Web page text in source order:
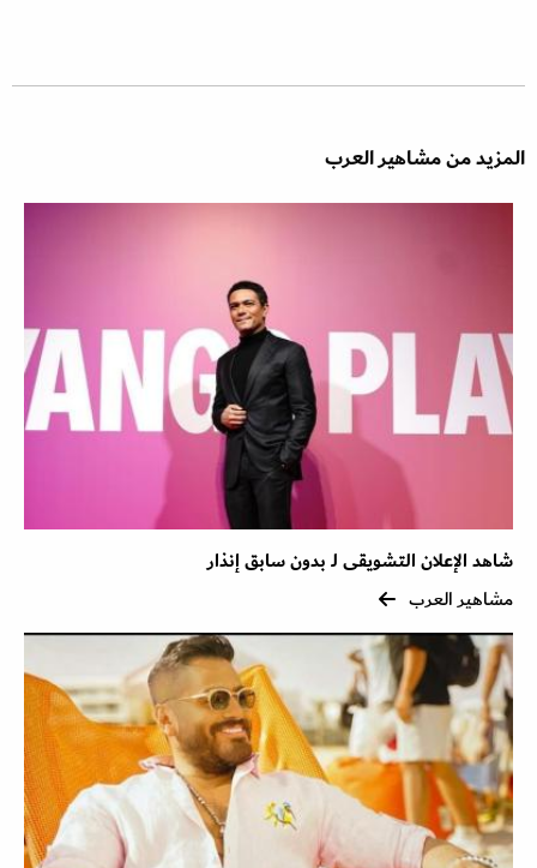
المزيد من مشاهير العرب
شاهد الإعلان التشويقى لـ بدون سابق إنذار
مشاهير العرب